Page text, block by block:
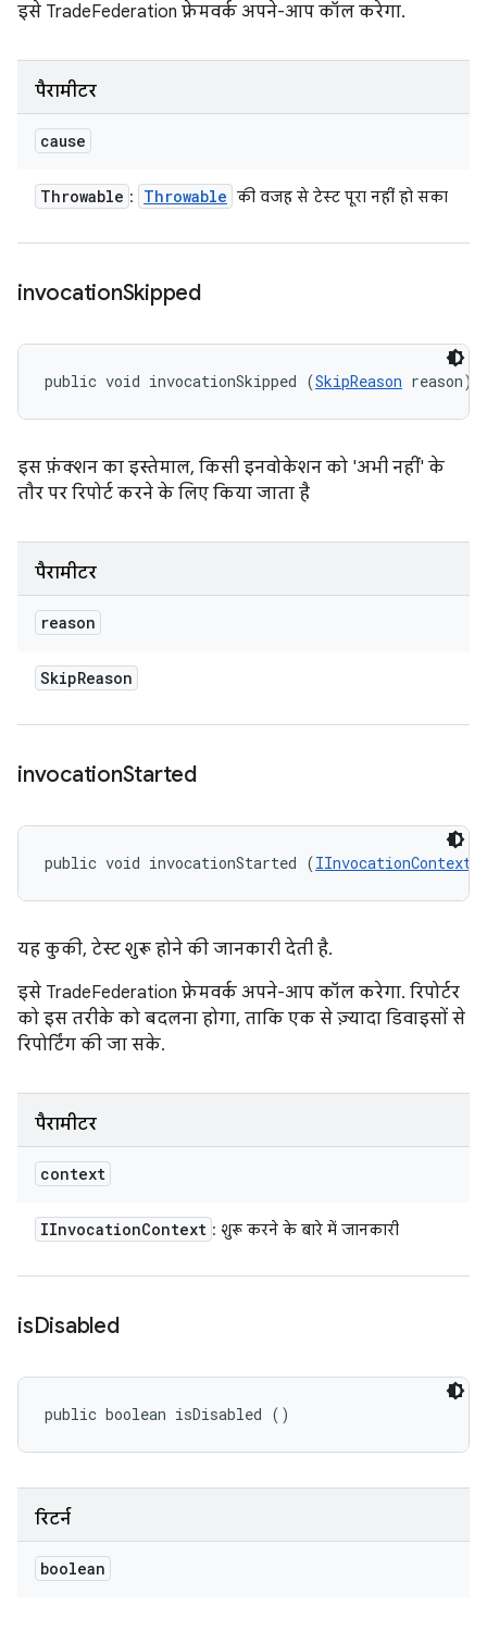
इसे TradeFederation फ़्रेमवर्क अपने-आप कॉल करेगा.
पैरामीटर
cause
Throwable : Throwable की वजह से टेस्ट पूरा नहीं हो सका
invocationSkipped
public void invocationSkipped (SkipReason reason)
इस फ़ंक्शन का इस्तेमाल, किसी इनवोकेशन को 'अभी नहीं' के
तौर पर रिपोर्ट करने के लिए किया जाता है
पैरामीटर
reason
SkipReason
invocationStarted
public void invocationStarted (IInvocationContext
यह कुकी, टेस्ट शुरू होने की जानकारी देती है.
इसे TradeFederation फ़्रेमवर्क अपने-आप कॉल करेगा. रिपोर्टर
को इस तरीके को बदलना होगा, ताकि एक से ज़्यादा डिवाइसों से
रिपोर्टिंग की जा सके.
पैरामीटर
context
IInvocationContext : शुरू करने के बारे में जानकारी
isDisabled
public boolean isDisabled ()
रिटर्न
boolean